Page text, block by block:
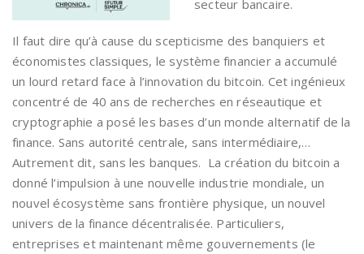
secteur bancaire.
Il faut dire qu’à cause du scepticisme des banquiers et
économistes classiques, le système financier a accumulé
un lourd retard face à l’innovation du bitcoin. Cet ingénieux
concentré de 40 ans de recherches en réseautique et
cryptographie a posé les bases d’un monde alternatif de la
finance. Sans autorité centrale, sans intermédiaire,…
Autrement dit, sans les banques. La création du bitcoin a
donné l’impulsion à une nouvelle industrie mondiale, un
nouvel écosystème sans frontière physique, un nouvel
univers de la finance décentralisée. Particuliers,
entreprises et maintenant même gouvernements (le